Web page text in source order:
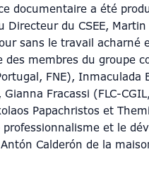
documentaire a été
du CSEE, Martin
sans le travail acharné
des membres du groupe
FNE), Inmaculada
Gianna Fracassi (FLC-
Papachristos et
et le
Calderón de la